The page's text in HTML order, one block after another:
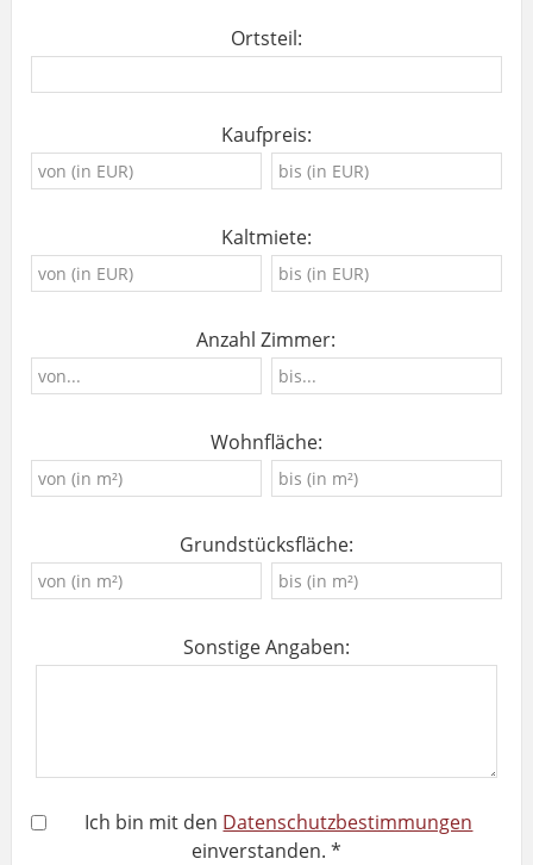
Ortsteil:
Kaufpreis:
Kaltmiete:
Anzahl Zimmer:
Wohnfläche:
Grundstücksfläche:
Sonstige Angaben:
Ich bin mit den Datenschutzbestimmungen
einverstanden. *